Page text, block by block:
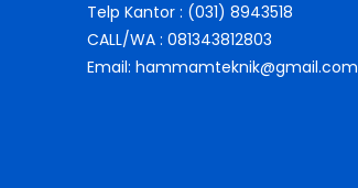
Telp Kantor : (031) 8943518
CALL/WA : 081343812803
Email: hammamteknik@gmail.com